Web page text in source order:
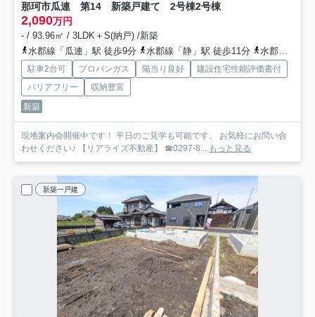
那珂市瓜連 第14 新築戸建て 2号棟2号棟
2,090万円
- / 93.96㎡ / 3LDK＋S(納戸) /新築
水郡線「瓜連」駅 徒歩9分
水郡線「静」駅 徒歩11分 水郡線「常陸鴻巣」駅 徒歩55分
駐車2台可 プロパンガス 陽当り良好
建設住宅性能評価書付
バリアフリー
収納豊富
新築
現地案内会開催中です！ 平日のご見学も可能です。 お気軽にお問い合
わせください♪ 【リアライズ不動産】 ☎0297-8... もっと見る
新築一戸建